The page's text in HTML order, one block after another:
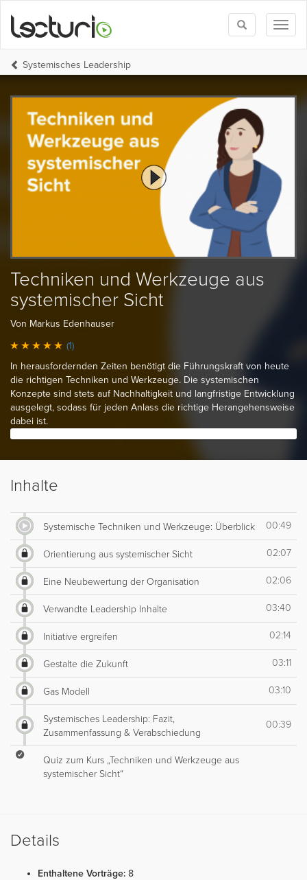
Toggle
search
Systemisches Leadership
Techniken und Werkzeuge aus
systemischer Sicht
Von Markus Edenhauser
(1)
In herausfordernden Zeiten benötigt die Führungskraft von heute
die richtigen Techniken und Werkzeuge. Die systemischen
Konzepte sind stets auf Nachhaltigkeit und langfristige Entwicklung
ausgelegt, sodass für jeden Anlass die richtige Herangehensweise
dabei ist.
Inhalte
Systemische Techniken und Werkzeuge: Überblick 00:49
Orientierung aus systemischer Sicht 02:07
Eine Neubewertung der Organisation 02:06
Verwandte Leadership Inhalte 03:40
Initiative ergreifen 02:14
Gestalte die Zukunft 03:11
Gas Modell 03:10
Systemisches Leadership: Fazit,
Zusammenfassung & Verabschiedung
00:39
Quiz zum Kurs „Techniken und Werkzeuge aus
systemischer Sicht“
Details
Enthaltene Vorträge: 8